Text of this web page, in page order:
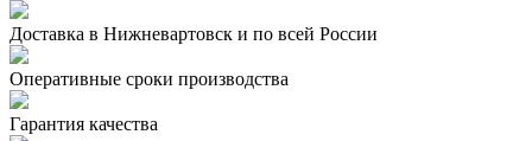
Доставка в Нижневартовск и по всей России
Оперативные сроки производства
Гарантия качества